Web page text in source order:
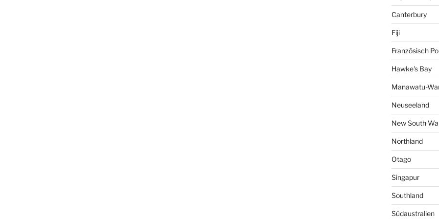
Canterbury
Fiji
Französisch
Hawke's Bay
Manawatu-
Neuseeland
New South
Northland
Otago
Singapur
Southland
Südaustralien